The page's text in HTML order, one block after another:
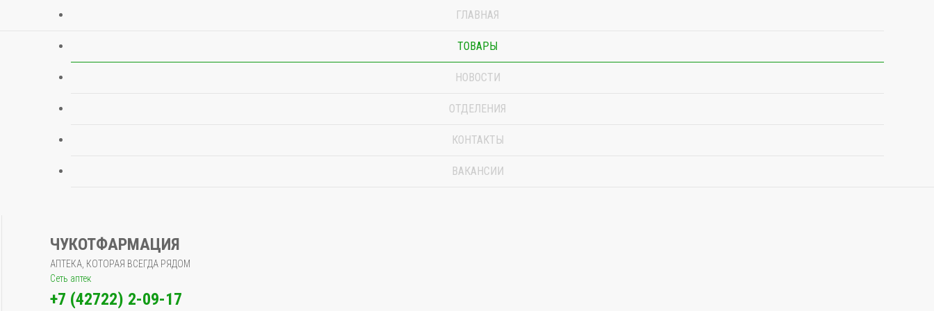
ГЛАВНАЯ
ТОВАРЫ
НОВОСТИ
ОТДЕЛЕНИЯ
КОНТАКТЫ
ВАКАНСИИ
ЧУКОТФАРМАЦИЯ
АПТЕКА, КОТОРАЯ ВСЕГДА РЯДОМ
Сеть аптек
+7 (42722) 2-09-17